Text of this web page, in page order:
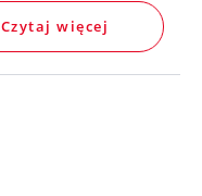
Czytaj więcej